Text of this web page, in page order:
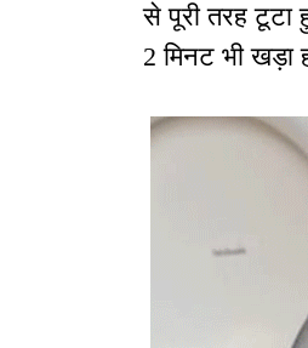
से पूरी तरह टूटा
2 मिनट भी खड़ा